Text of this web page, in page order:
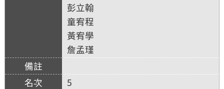
彭立翰
童宥程
黃宥學
詹孟瑾
5